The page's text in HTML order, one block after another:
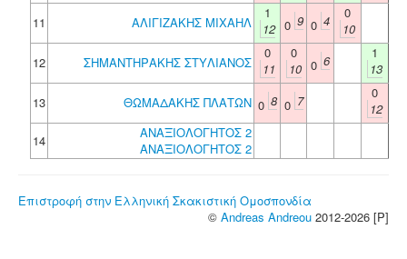
11 ΑΛΙΓΙΖΑΚΗΣ ΜΙΧΑΗΛ
1
12 0 9 0 4
0
10
12
ΣΗΜΑΝΤΗΡΑΚΗΣ ΣΤΥΛΙΑΝΟΣ
0
11
0
10 0 6
1
13
13
ΘΩΜΑΔΑΚΗΣ ΠΛΑΤΩΝ 0 8 0 7
0
12
14
ΑΝΑΞΙΟΛΟΓΗΤΟΣ 2
ΑΝΑΞΙΟΛΟΓΗΤΟΣ 2
Επιστροφή στην Ελληνική Σκακιστική Ομοσπονδία
© Andreas Andreou 2012-2026 [P]